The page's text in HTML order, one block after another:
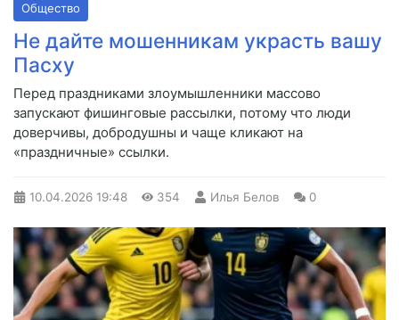
Общество
Не дайте мошенникам украсть вашу
Пасху
Перед праздниками злоумышленники массово
запускают фишинговые рассылки, потому что люди
доверчивы, добродушны и чаще кликают на
«праздничные» ссылки.
10.04.2026 19:48 354 Илья Белов 0